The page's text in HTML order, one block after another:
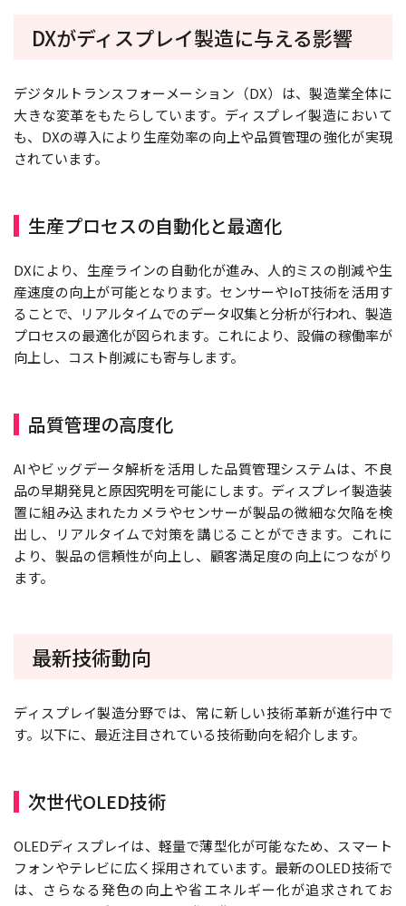
DXがディスプレイ製造に与える影響
デジタルトランスフォーメーション（DX）は、製造業全体に
大きな変革をもたらしています。ディスプレイ製造において
も、DXの導入により生産効率の向上や品質管理の強化が実現
されています。
生産プロセスの自動化と最適化
DXにより、生産ラインの自動化が進み、人的ミスの削減や生
産速度の向上が可能となります。センサーやIoT技術を活用す
ることで、リアルタイムでのデータ収集と分析が行われ、製造
プロセスの最適化が図られます。これにより、設備の稼働率が
向上し、コスト削減にも寄与します。
品質管理の高度化
AIやビッグデータ解析を活用した品質管理システムは、不良
品の早期発見と原因究明を可能にします。ディスプレイ製造装
置に組み込まれたカメラやセンサーが製品の微細な欠陥を検
出し、リアルタイムで対策を講じることができます。これに
より、製品の信頼性が向上し、顧客満足度の向上につながり
ます。
最新技術動向
ディスプレイ製造分野では、常に新しい技術革新が進行中で
す。以下に、最近注目されている技術動向を紹介します。
次世代OLED技術
OLEDディスプレイは、軽量で薄型化が可能なため、スマート
フォンやテレビに広く採用されています。最新のOLED技術で
は、さらなる発色の向上や省エネルギー化が追求されてお